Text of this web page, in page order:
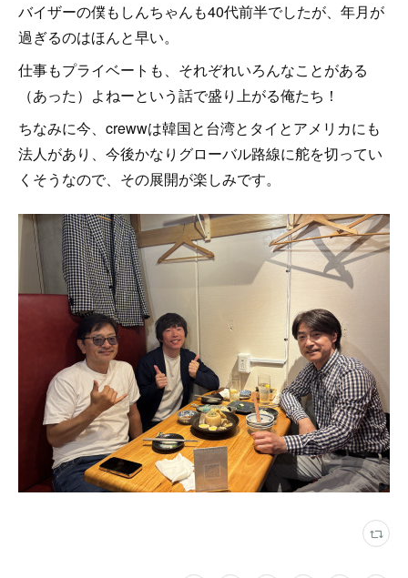
バイザーの僕もしんちゃんも40代前半でしたが、年月が
過ぎるのはほんと早い。
仕事もプライベートも、それぞれいろんなことがある
（あった）よねーという話で盛り上がる俺たち！
ちなみに今、crewwは韓国と台湾とタイとアメリカにも
法人があり、今後かなりグローバル路線に舵を切ってい
くそうなので、その展開が楽しみです。